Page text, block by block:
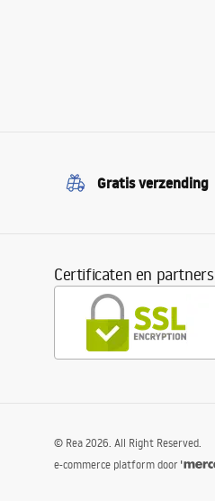
Gratis verzending
Certificaten en partners
© Rea 2026. All Right Reserved.
e-commerce platform door